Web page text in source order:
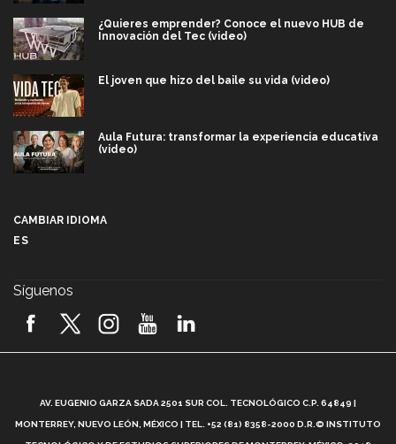
¿Quieres emprender? Conoce el nuevo HUB de
Innovación del Tec (video)
El joven que hizo del baile su vida (video)
Aula Futura: transformar la experiencia educativa
(video)
2026! (video)
¿Cómo es el Modelo Educativo Tec? (video)
CAMBIAR IDIOMA
ES
Síguenos
AV. EUGENIO GARZA SADA 2501 SUR COL. TECNOLÓGICO C.P. 64849 |
MONTERREY, NUEVO LEÓN, MÉXICO | TEL. +52 (81) 8358-2000 D.R.© INSTITUTO